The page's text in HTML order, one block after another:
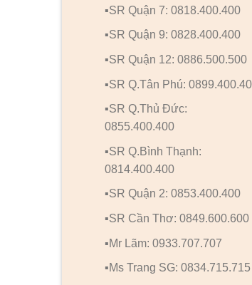
▪️SR Quận 7: 0818.400.400
▪️SR Quận 9: 0828.400.400
▪️SR Quận 12: 0886.500.500
▪️SR Q.Tân Phú:
▪️SR Q.Thủ Đức:
0855.400.400
▪️SR Q.Bình Thạnh:
0814.400.400
▪️SR Quận 2: 0853.400.400
▪️SR Cần Thơ: 0849.600.600
▪️Mr Lãm: 0933.707.707
▪️Ms Trang SG: 0834.715.715